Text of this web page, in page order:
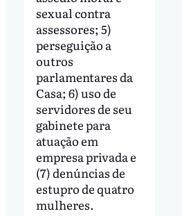
sexual contra
assessores; 5)
perseguição a
outros
parlamentares da
Casa; 6) uso de
servidores de seu
gabinete para
atuação em
empresa privada e
(7) denúncias de
estupro de quatro
mulheres.